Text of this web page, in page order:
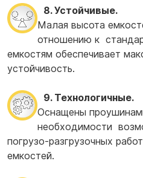
8. Устойчивые.
Малая высота
отношению к
емкостям обеспечивает
устойчивость.
9. Технологичные.
Оснащены
необходимости
погрузо-разгрузочных
емкостей.